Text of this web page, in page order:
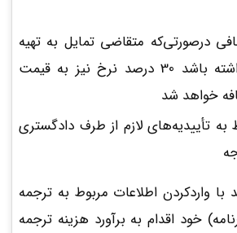
درصورتی‌که متقاضی تمایل به تهیه
نسخه اضافی داشته باشد 30 درصد نرخ نیز به قیمت
خواهد شد
تأییدیه‌های لازم از طرف دادگستری
با واردکردن اطلاعات مربوط به ترجمه
خود اقدام به برآورد هزینه ترجمه